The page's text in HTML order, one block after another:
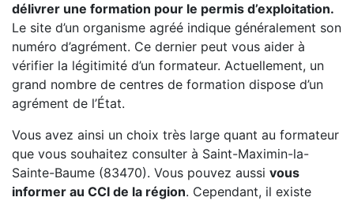
délivrer une formation pour le permis d’exploitation.
Le site d’un organisme agréé indique généralement son
numéro d’agrément. Ce dernier peut vous aider à
vérifier la légitimité d’un formateur. Actuellement, un
grand nombre de centres de formation dispose d’un
agrément de l’État.
Vous avez ainsi un choix très large quant au formateur
que vous souhaitez consulter à Saint-Maximin-la-
Sainte-Baume (83470). Vous pouvez aussi vous
informer au CCI de la région. Cependant, il existe